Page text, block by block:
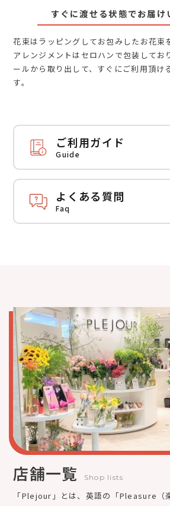
すぐに渡せる状態でお届け
花束はラッピングしてお包みしたお花束
アレンジメントはセロハンで包装してお
ールから取り出して、すぐにご利用頂け
す。
ご利用ガイド
Guide
よくある質問
Faq
店舗一覧 Shop lists
「Plejour」とは、英語の「Pleasure（